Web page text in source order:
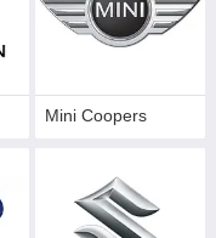
Mini Coopers